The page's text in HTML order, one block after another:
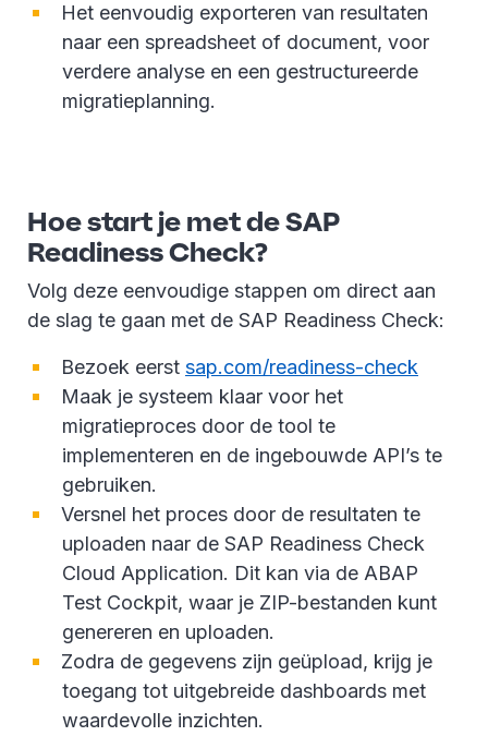
Het eenvoudig exporteren van resultaten
naar een spreadsheet of document, voor
verdere analyse en een gestructureerde
migratieplanning.
Hoe start je met de SAP
Readiness Check?
Volg deze eenvoudige stappen om direct aan
de slag te gaan met de SAP Readiness Check:
Bezoek eerst sap.com/readiness-check
Maak je systeem klaar voor het
migratieproces door de tool te
implementeren en de ingebouwde API’s te
gebruiken.
Versnel het proces door de resultaten te
uploaden naar de SAP Readiness Check
Cloud Application. Dit kan via de ABAP
Test Cockpit, waar je ZIP-bestanden kunt
genereren en uploaden.
Zodra de gegevens zijn geüpload, krijg je
toegang tot uitgebreide dashboards met
waardevolle inzichten.